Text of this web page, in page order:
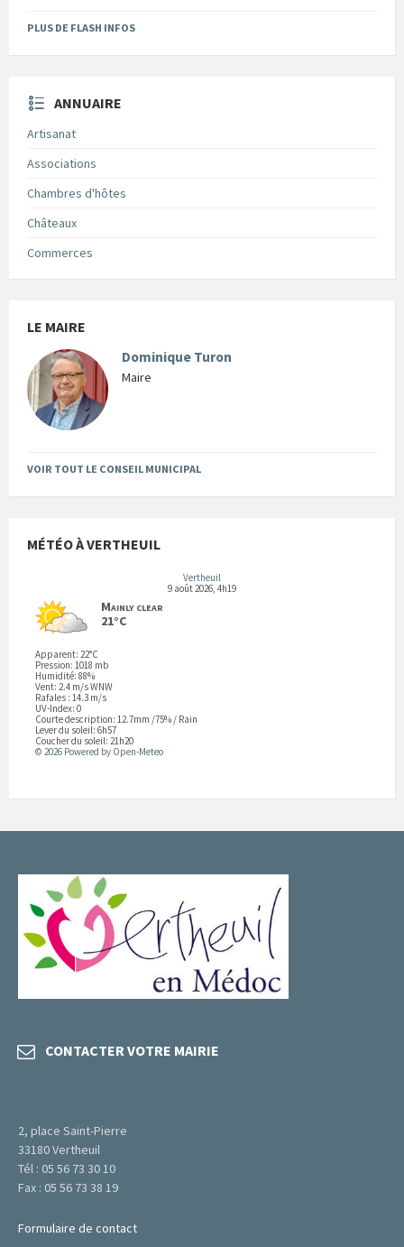
PLUS DE FLASH INFOS
ANNUAIRE
Artisanat
Associations
Chambres d'hôtes
Châteaux
Commerces
LE MAIRE
Dominique Turon
Maire
VOIR TOUT LE CONSEIL MUNICIPAL
MÉTÉO À VERTHEUIL
Vertheuil
9 août 2026, 4h19
Mainly clear
21°C
Apparent: 22°C
Pression: 1018 mb
Humidité: 88%
Vent: 2.4 m/s WNW
Rafales : 14.3 m/s
UV-Index: 0
Courte description: 12.7mm /75% / Rain
Lever du soleil: 6h57
Coucher du soleil: 21h20
© 2026 Powered by Open-Meteo
CONTACTER VOTRE MAIRIE
2, place Saint-Pierre
33180 Vertheuil
Tél : 05 56 73 30 10
Fax : 05 56 73 38 19
Formulaire de contact